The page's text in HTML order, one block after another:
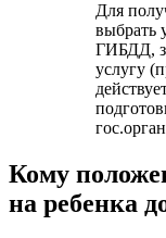
Для
выбрать
ГИБДД,
услугу
Кому
на ребенка